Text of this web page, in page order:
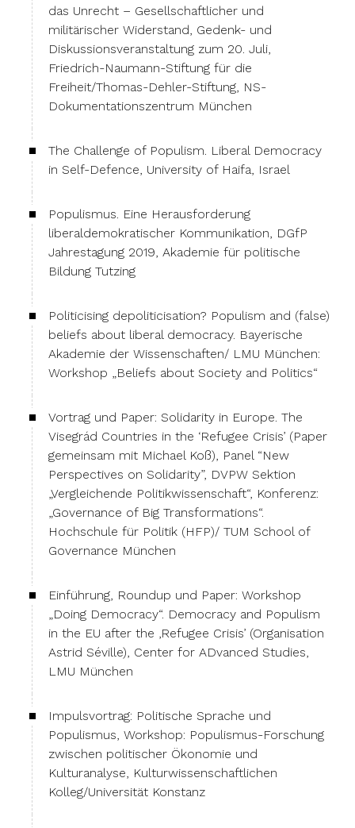
das Unrecht – Gesellschaftlicher und
militärischer Widerstand, Gedenk- und
Diskussionsveranstaltung zum 20. Juli,
Friedrich-Naumann-Stiftung für die
Freiheit/Thomas-Dehler-Stiftung, NS-
Dokumentationszentrum München
The Challenge of Populism. Liberal Democracy
in Self-Defence, University of Haifa, Israel
Populismus. Eine Herausforderung
liberaldemokratischer Kommunikation, DGfP
Jahrestagung 2019, Akademie für politische
Bildung Tutzing
Politicising depoliticisation? Populism and (false)
beliefs about liberal democracy. Bayerische
Akademie der Wissenschaften/ LMU München:
Workshop „Beliefs about Society and Politics“
Vortrag und Paper: Solidarity in Europe. The
Visegrád Countries in the ‘Refugee Crisis’ (Paper
gemeinsam mit Michael Koß), Panel “New
Perspectives on Solidarity”, DVPW Sektion
„Vergleichende Politikwissenschaft“, Konferenz:
„Governance of Big Transformations“.
Hochschule für Politik (HFP)/ TUM School of
Governance München
Einführung, Roundup und Paper: Workshop
„Doing Democracy“. Democracy and Populism
in the EU after the ‚Refugee Crisis’ (Organisation
Astrid Séville), Center for ADvanced Studies,
LMU München
Impulsvortrag: Politische Sprache und
Populismus, Workshop: Populismus-Forschung
zwischen politischer Ökonomie und
Kulturanalyse, Kulturwissenschaftlichen
Kolleg/Universität Konstanz